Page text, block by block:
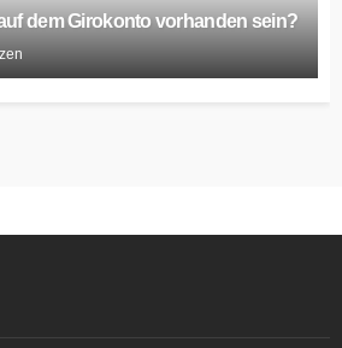
dem Girokonto vorhanden sein?